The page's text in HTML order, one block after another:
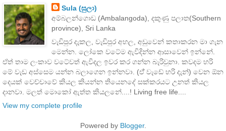
Sula (සුලා)
අම්බලන්ගොඩ (Ambalangoda), දකුණු පලාත(Southern
province), Sri Lanka
වැඩිපුර දැකල, වැඩිපුර අහල, අඩුවෙන් කතාකරන මා ගැන
මෙන්න. ලෝකෙ වටේම ඇවිදින්න ආසාවෙන් ඉන්නේ.
ඒත් තාම ලංකාව වටේවත් ඇවිදල ඉවර කර ගන්න බැරිවුනා. කවදම හරි
මේ වැඩ අස්සෙම යන්න බලාගෙන ඉන්නවා. (ඒ් වැඩේ හරි දැන්) වෙන ඕන
දෙයක් වෙච්චාවේ කියල කියන්න තියෙනදේ සක්කරයට උනත් කියල
දානවා. මලත් මොකෝ ඇත්ත කියලනේ....! Living free life....
View my complete profile
Powered by Blogger.